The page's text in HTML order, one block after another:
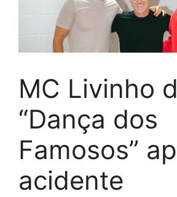
MC Livinho
“Dança dos
Famosos”
acidente